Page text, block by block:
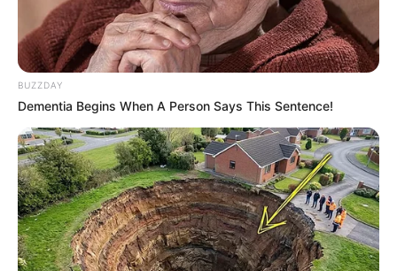
BUZZDAY
Dementia Begins When A Person Says This Sentence!